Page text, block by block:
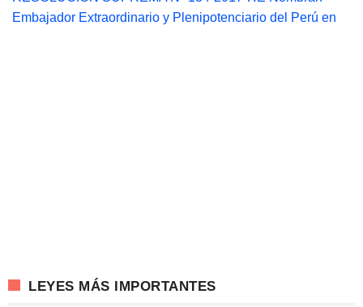
Embajador Extraordinario y Plenipotenciario del Perú en
LEYES MÁS IMPORTANTES